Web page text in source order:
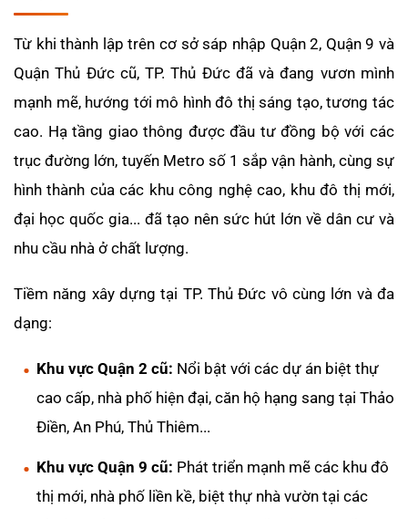
Từ khi thành lập trên cơ sở sáp nhập Quận 2, Quận 9 và
Quận Thủ Đức cũ, TP. Thủ Đức đã và đang vươn mình
mạnh mẽ, hướng tới mô hình đô thị sáng tạo, tương tác
cao. Hạ tầng giao thông được đầu tư đồng bộ với các
trục đường lớn, tuyến Metro số 1 sắp vận hành, cùng sự
hình thành của các khu công nghệ cao, khu đô thị mới,
đại học quốc gia... đã tạo nên sức hút lớn về dân cư và
nhu cầu nhà ở chất lượng.
Tiềm năng xây dựng tại TP. Thủ Đức vô cùng lớn và đa
dạng:
Khu vực Quận 2 cũ: Nổi bật với các dự án biệt thự
cao cấp, nhà phố hiện đại, căn hộ hạng sang tại Thảo
Điền, An Phú, Thủ Thiêm...
Khu vực Quận 9 cũ: Phát triển mạnh mẽ các khu đô
thị mới, nhà phố liền kề, biệt thự nhà vườn tại các